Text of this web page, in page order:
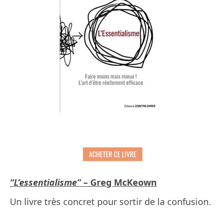
“L’essentialisme”– Greg McKeown
Un livre très concret pour sortir de la confusion.